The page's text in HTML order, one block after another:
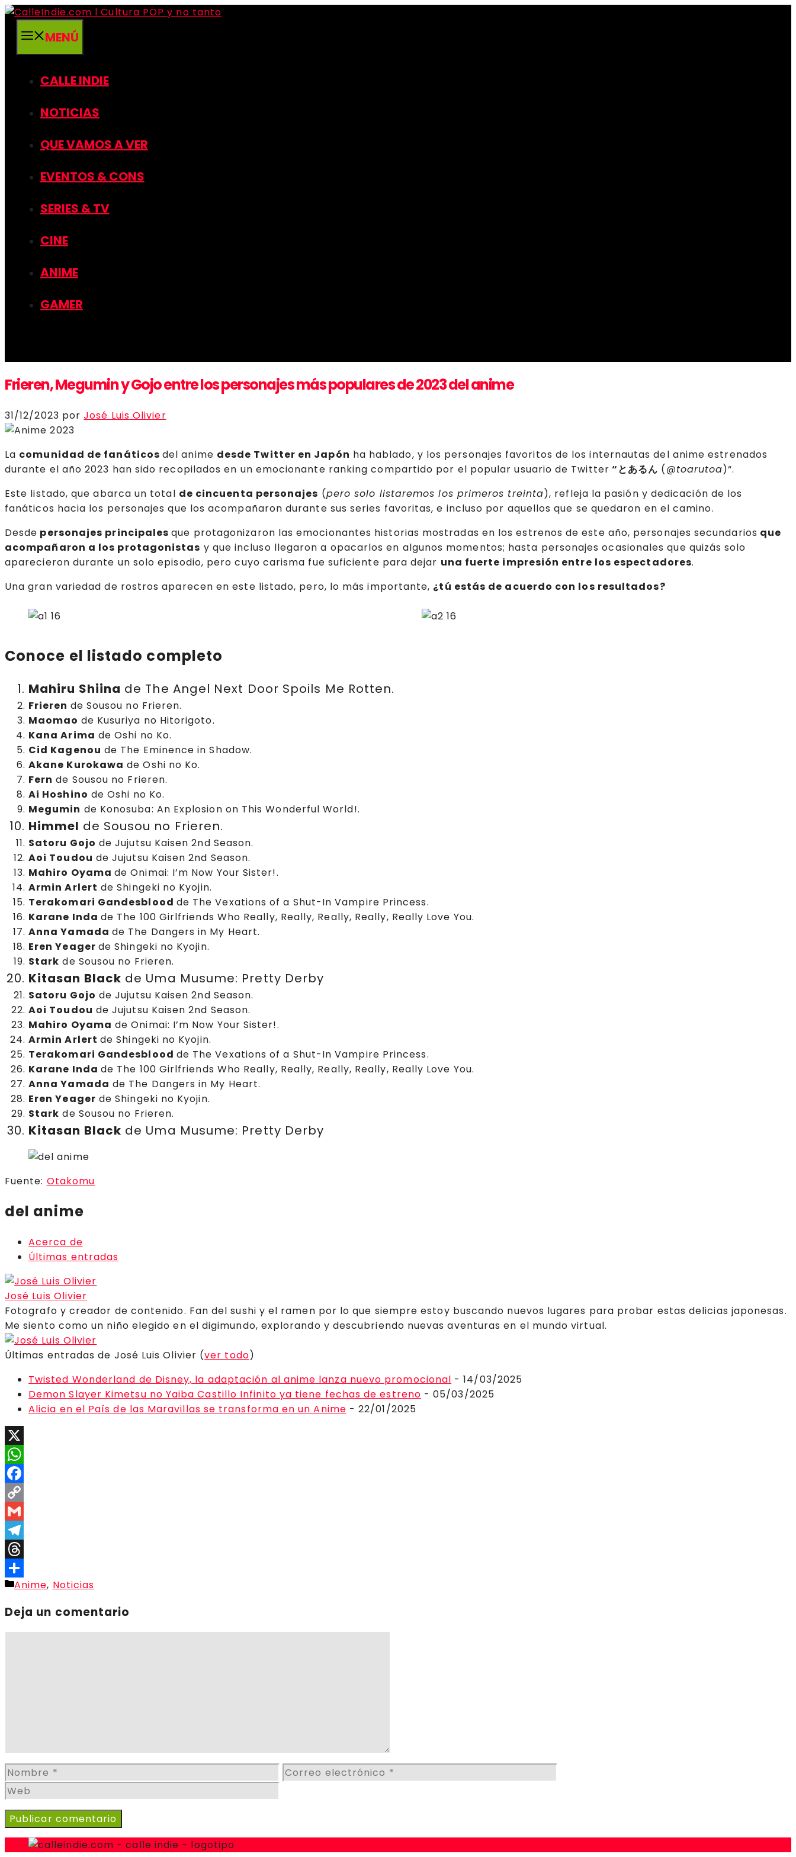
Saltar
contenidoMENÚ
CALLE INDIE
NOTICIAS
QUE VAMOS A VER
EVENTOS & CONS
SERIES & TV
CINE
ANIME
GAMER
Frieren, Megumin y Gojo entre los personajes más populares de 2023 del anime
31/12/2023 porJosé Luis Olivier
La comunidad de fanáticosdel anime desde Twitter en Japón ha hablado, y los personajes favoritos de los internautas del anime estrenados
durante el año 2023 han sido recopilados en un emocionante ranking compartido por el popular usuario de Twitter “とあるん (@toarutoa)“.
Este listado, que abarca un total de cincuenta personajes (pero solo listaremos los primeros treinta), refleja la pasión y dedicación de los
fanáticos hacia los personajes que los acompañaron durante sus series favoritas, e incluso por aquellos que se quedaron en el camino.
Desde personajes principalesque protagonizaron las emocionantes historias mostradas en los estrenos de este año, personajes secundarios que
acompañaron a los protagonistas y que incluso llegaron a opacarlos en algunos momentos; hasta personajes ocasionales que quizás solo
aparecieron durante un solo episodio, pero cuyo carisma fue suficiente para dejar una fuerte impresión entre los espectadores.
Una gran variedad de rostros aparecen en este listado, pero, lo más importante, ¿tú estás de acuerdo con los resultados?
Conoce el listado completo
Mahiru Shiina de The Angel Next Door Spoils Me Rotten.
Frieren de Sousou no Frieren.
Maomao de Kusuriya no Hitorigoto.
Kana Arima de Oshi no Ko.
Cid Kagenou de The Eminence in Shadow.
Akane Kurokawa de Oshi no Ko.
Fern de Sousou no Frieren.
Ai Hoshino de Oshi no Ko.
Megumin de Konosuba: An Explosion on This Wonderful World!.
Himmel de Sousou no Frieren.
Satoru Gojo de Jujutsu Kaisen 2nd Season.
Aoi Toudou de Jujutsu Kaisen 2nd Season.
Mahiro Oyamade Onimai: I’m Now Your Sister!.
Armin Arlert de Shingeki no Kyojin.
Terakomari Gandesblood de The Vexations of a Shut-In Vampire Princess.
Karane Inda de The 100 Girlfriends Who Really, Really, Really, Really, Really Love You.
Anna Yamada de The Dangers in My Heart.
Eren Yeager de Shingeki no Kyojin.
Stark de Sousou no Frieren.
Kitasan Black de Uma Musume: Pretty Derby
Satoru Gojo de Jujutsu Kaisen 2nd Season.
Aoi Toudou de Jujutsu Kaisen 2nd Season.
Mahiro Oyama de Onimai: I’m Now Your Sister!.
Armin Arlertde Shingeki no Kyojin.
Terakomari Gandesblood de The Vexations of a Shut-In Vampire Princess.
Karane Inda de The 100 Girlfriends Who Really, Really, Really, Really, Really Love You.
Anna Yamada de The Dangers in My Heart.
Eren Yeager de Shingeki no Kyojin.
Stark de Sousou no Frieren.
Kitasan Black de Uma Musume: Pretty Derby
Fuente: Otakomu
del anime
Acerca de
Últimas entradas
José Luis Olivier
Fotografo y creador de contenido. Fan del sushi y el ramen por lo que siempre estoy buscando nuevos lugares para probar estas delicias japonesas.
Me siento como un niño elegido en el digimundo, explorando y descubriendo nuevas aventuras en el mundo virtual.
Últimas entradas de José Luis Olivier (ver todo)
Twisted Wonderland de Disney, la adaptación al anime lanza nuevo promocional - 14/03/2025
Demon Slayer Kimetsu no Yaiba Castillo Infinito ya tiene fechas de estreno - 05/03/2025
Alicia en el País de las Maravillas se transforma en un Anime - 22/01/2025
X
WhatsApp
Facebook
Copy
Link
Gmail
Telegram
Threads
Compartir
Categorías
Anime, Noticias
Deja un comentario
Nombre
Correo
electrónico